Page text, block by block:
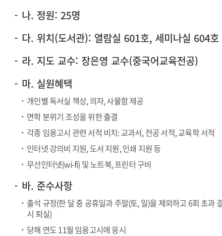
나. 정원: 25명
다. 위치(도서관): 열람실 601호, 세미나실 604호
라. 지도 교수: 장은영 교수(중국어교육전공)
마. 실원혜택
개인별 독서실 책상, 의자, 사물함 제공
면학 분위기 조성을 위한 출결
각종 임용고시 관련 서적 비치: 교과서, 전공 서적, 교육학 서적
인터넷 강의비 지원, 도서 지원, 인쇄 지원 등
무선인터넷(wi-fi) 및 노트북, 프린터 구비
바. 준수사항
출석 규정(한 달 중 공휴일과 주말(토, 일)을 제외하고 6회 초과
시 퇴실)
당해 연도 11월 임용고시에 응시